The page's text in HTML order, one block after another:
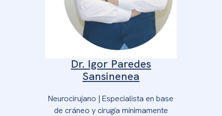
Dr. Igor Paredes
Sansinenea
Neurocirujano | Especialista en base
de cráneo y cirugía mínimamente